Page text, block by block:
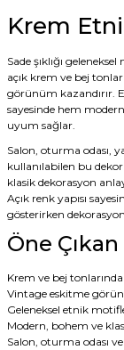
Krem
Sade şıklığı
açık krem ve bej
görünüm kazandırır.
sayesinde hem
uyum sağlar.
Salon, oturma odası,
kullanılabilen bu
klasik dekorasyon
Açık renk yapısı
gösterirken
Öne
Krem ve bej tonlarında
Vintage eskitme
Geleneksel etnik
Modern, bohem ve
Salon, oturma odası